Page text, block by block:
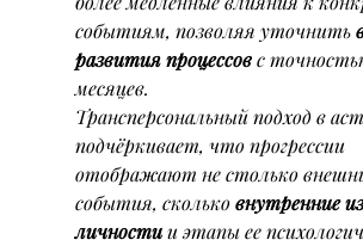
событиям, позволяя уточнить
развития процессов с
месяцев.
Трансперсональный подход в
подчёркивает, что прогрессии
отображают не столько
события, сколько внутренние
личности и этапы ее